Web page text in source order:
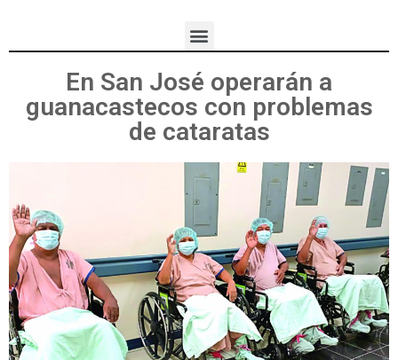
En San José operarán a
guanacastecos con problemas
de cataratas